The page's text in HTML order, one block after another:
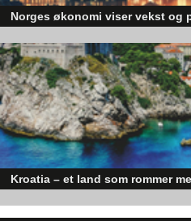
Norges økonomi viser vekst og
skaper optimisme på tvers av ulike
posisjonert til å dra nytte av denne
Kroatia – et land som rommer